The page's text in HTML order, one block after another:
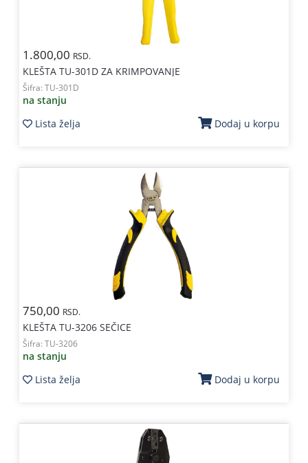
1.800,00 RSD.
KLEŠTA TU-301D ZA KRIMPOVANJE
Šifra: TU-301D
na stanju
Lista želja
Dodaj u korpu
750,00 RSD.
KLEŠTA TU-3206 SEČICE
Šifra: TU-3206
na stanju
Lista želja
Dodaj u korpu